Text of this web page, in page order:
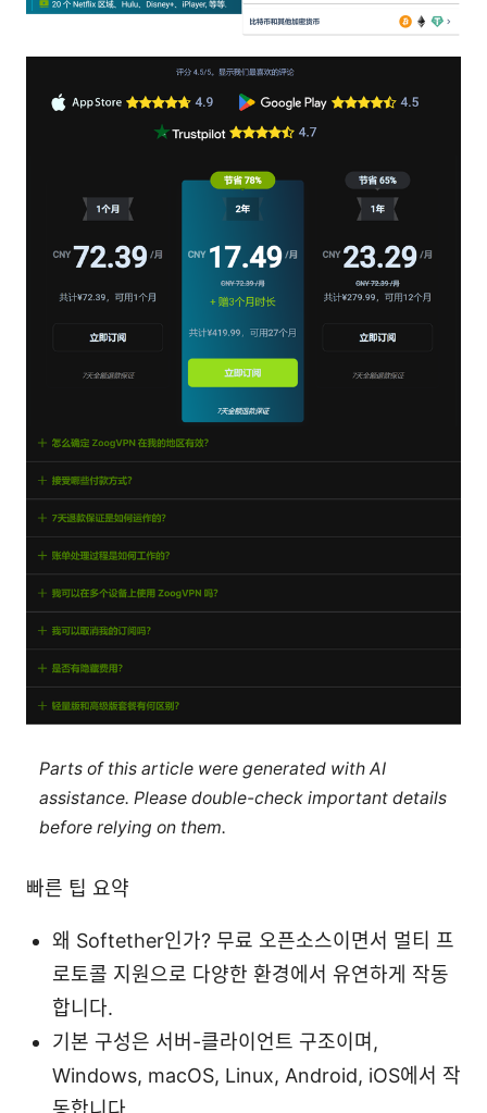
Parts of this article were generated with AI
assistance. Please double-check important details
before relying on them.
빠른 팁 요약
왜 Softether인가? 무료 오픈소스이면서 멀티 프
로토콜 지원으로 다양한 환경에서 유연하게 작동
합니다.
기본 구성은 서버-클라이언트 구조이며,
Windows, macOS, Linux, Android, iOS에서 작